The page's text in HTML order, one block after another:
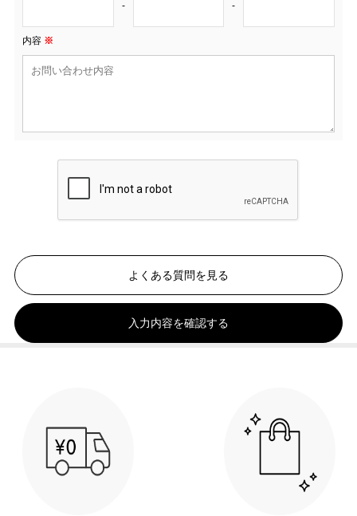
- -
内容 ※
よくある質問を見る
入力内容を確認する